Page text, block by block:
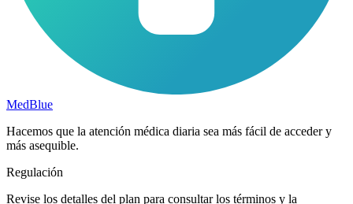
MedBlue
Hacemos que la atención médica diaria sea más fácil de acceder y
más asequible.
Regulación
Revise los detalles del plan para consultar los términos y la